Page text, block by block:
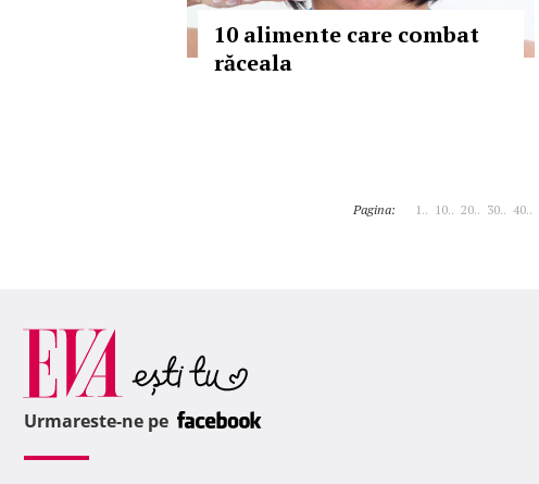
10 alimente care combat
răceala
Pagina: 1.. 10.. 20.. 30.. 40..
Urmareste-ne pe